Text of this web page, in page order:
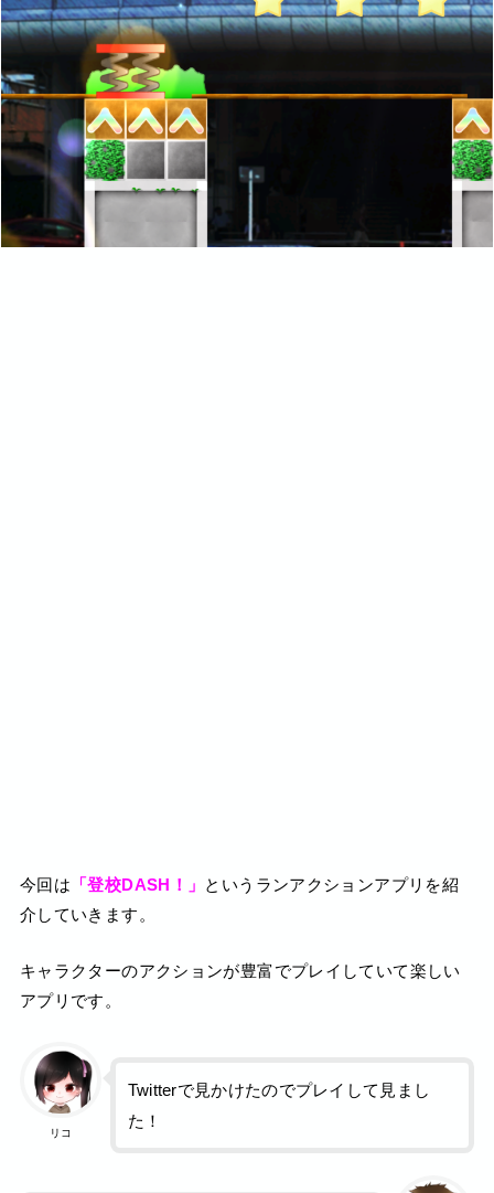
今回は 「登校DASH！」 というランアクションアプリを紹
介していきます。
キャラクターのアクションが豊富でプレイしていて楽しい
アプリです。
リコ
Twitterで見かけたのでプレイして見まし
た！